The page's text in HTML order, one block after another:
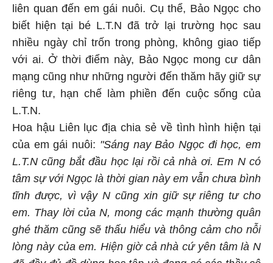
liên quan đến em gái nuôi. Cụ thể, Bảo Ngọc cho
biết hiện tại bé L.T.N đã trở lại trường học sau
nhiều ngày chỉ trốn trong phòng, không giao tiếp
với ai. Ở thời điểm này, Bảo Ngọc mong cư dân
mạng cũng như những người đến thăm hãy giữ sự
riêng tư, hạn chế làm phiền đến cuộc sống của
L.T.N.
Hoa hậu Liên lục địa chia sẻ về tình hình hiện tại
của em gái nuôi: "Sáng nay Bảo Ngọc đi học, em
L.T.N cũng bắt đầu học lại rồi cả nhà ơi. Em N có
tâm sự với Ngọc là thời gian này em vẫn chưa bình
tĩnh được, vì vậy N cũng xin giữ sự riêng tư cho
em. Thay lời của N, mong các mạnh thường quân
ghé thăm cũng sẽ thấu hiểu và thông cảm cho nỗi
lòng này của em. Hiện giờ cả nhà cứ yên tâm là N